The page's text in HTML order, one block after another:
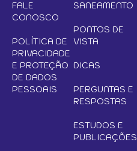
FALE
CONOSCO
POLÍTICA DE
PRIVACIDADE
E PROTEÇÃO
DE DADOS
PESSOAIS
SANEAMENTO
PONTOS DE
VISTA
DICAS
PERGUNTAS E
RESPOSTAS
ESTUDOS E
PUBLICAÇÕES